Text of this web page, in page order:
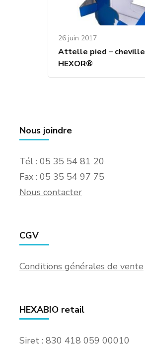
26 juin 2017
Attelle pied – cheville
HEXOR®
Nous joindre
Tél : 05 35 54 81 20
Fax : 05 35 54 97 75
Nous contacter
CGV
Conditions générales de vente
HEXABIO retail
Siret : 830 418 059 00010